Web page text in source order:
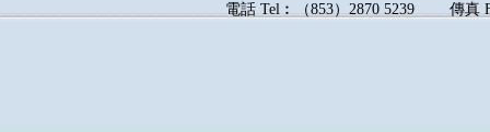
電話 Tel︰（853）2870 5239傳真